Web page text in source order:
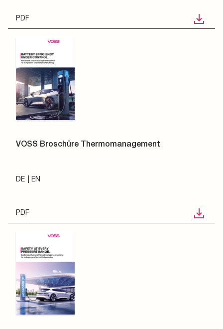
PDF
VOSS Broschüre Thermomanagement
DE EN
PDF